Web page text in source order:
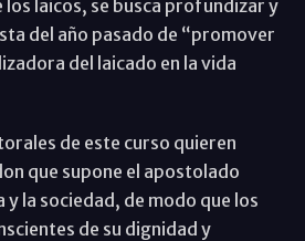
los laicos, se busca profundizar y
del año pasado de “promover
del laicado en la vida
de este curso quieren
que supone el apostolado
y la sociedad, de modo que los
de su dignidad y